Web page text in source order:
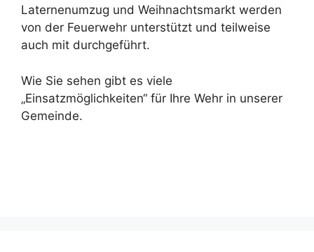
Laternenumzug und Weihnachtsmarkt werden
von der Feuerwehr unterstützt und teilweise
auch mit durchgeführt.
Wie Sie sehen gibt es viele
„Einsatzmöglichkeiten“ für Ihre Wehr in unserer
Gemeinde.